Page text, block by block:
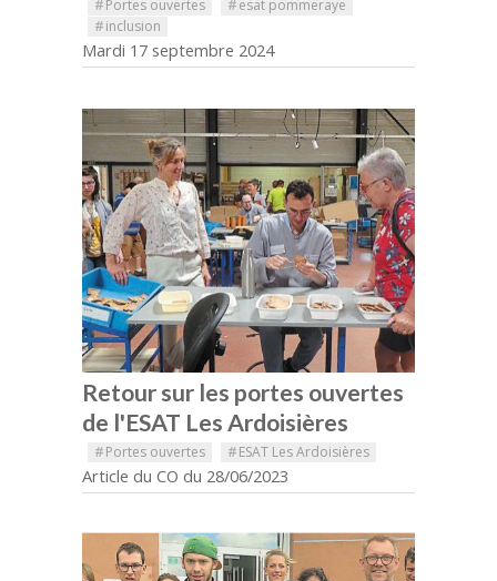
#Portes ouvertes #esat pommeraye
#inclusion
Mardi 17 septembre 2024
Retour sur les portes ouvertes
de l'ESAT Les Ardoisières
#Portes ouvertes #ESAT Les Ardoisières
Article du CO du 28/06/2023